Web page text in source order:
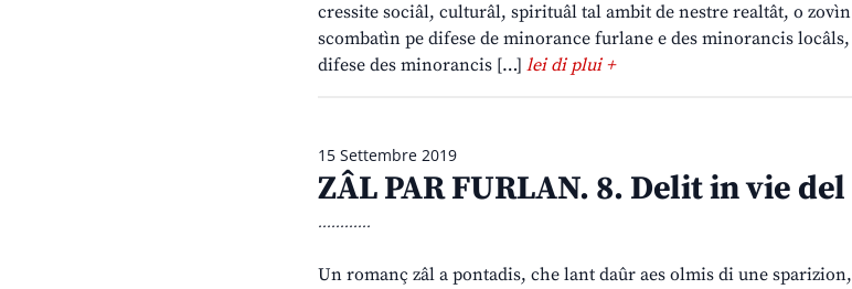
cressite sociâl, culturâl, spirituâl tal ambit de nestre realtât, o
scombatìn pe difese de minorance furlane e des minorancis
difese des minorancis […] lei di plui +
15 Settembre 2019
ZÂL PAR FURLAN. 8. Delit in vie
............
Un romanç zâl a pontadis, che lant daûr aes olmis di une